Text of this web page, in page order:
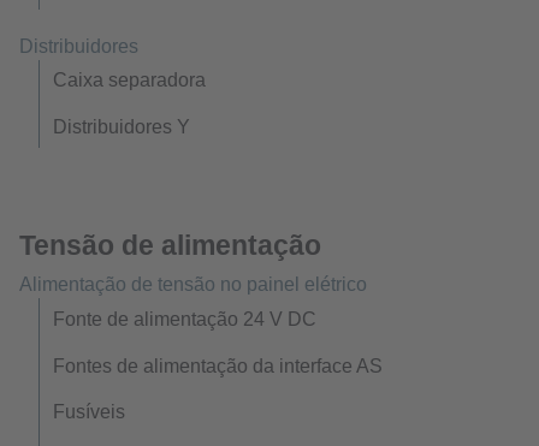
Distribuidores
Caixa separadora
Distribuidores Y
Tensão de alimentação
Alimentação de tensão no painel elétrico
Fonte de alimentação 24 V DC
Fontes de alimentação da interface AS
Fusíveis